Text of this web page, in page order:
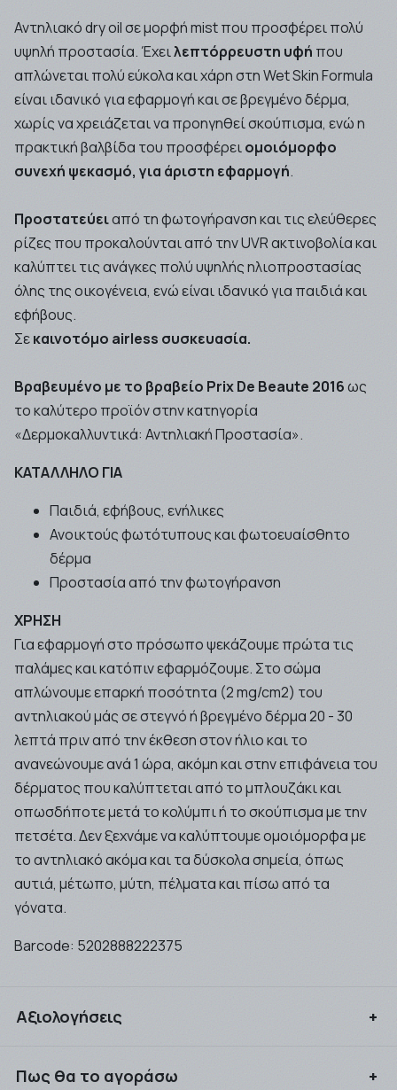
Αντηλιακό dry oil σε μορφή mist που προσφέρει πολύ
υψηλή προστασία. Έχειλεπτόρρευστη υφή που
απλώνεται πολύ εύκολα και χάρη στη Wet Skin Formula
είναι ιδανικό για εφαρμογή και σε βρεγμένο δέρμα,
χωρίς να χρειάζεται να προηγηθεί σκούπισμα, ενώ η
πρακτική βαλβίδα του προσφέρειομοιόμορφο
συνεχή ψεκασμό, για άριστη εφαρμογή.
Προστατεύειαπό τη φωτογήρανση και τις ελεύθερες
ρίζες που προκαλούνται από την UVR ακτινοβολία και
καλύπτει τις ανάγκες πολύ υψηλής ηλιοπροστασίας
όλης της οικογένεια, ενώ είναι ιδανικό για παιδιά και
εφήβους.
Σεκαινοτόμο airless συσκευασία.
Βραβευμένο με το βραβείο Prix De Beaute 2016ως
το καλύτερο προϊόν στην κατηγορία
«Δερμοκαλλυντικά: Αντηλιακή Προστασία».
ΚΑΤΑΛΛΗΛΟ ΓΙΑ
Παιδιά, εφήβους, ενήλικες
Ανοικτούς φωτότυπους και φωτοευαίσθητο
δέρμα
Προστασία από την φωτογήρανση
ΧΡΗΣΗ
Για εφαρμογή στο πρόσωπο ψεκάζουμε πρώτα τις
παλάμες και κατόπιν εφαρμόζουμε. Στο σώμα
απλώνουμε επαρκή ποσότητα (2 mg/cm2) του
αντηλιακού μάς σε στεγνό ή βρεγμένο δέρμα 20 - 30
λεπτά πριν από την έκθεση στον ήλιο και το
ανανεώνουμε ανά 1 ώρα, ακόμη και στην επιφάνεια του
δέρματος που καλύπτεται από το μπλουζάκι και
οπωσδήποτε μετά το κολύμπι ή το σκούπισμα με την
πετσέτα. Δεν ξεχνάμε να καλύπτουμε ομοιόμορφα με
το αντηλιακό ακόμα και τα δύσκολα σημεία, όπως
αυτιά, μέτωπο, μύτη, πέλματα και πίσω από τα
γόνατα.
Barcode: 5202888222375
Αξιολογήσεις
Πως θα το αγοράσω